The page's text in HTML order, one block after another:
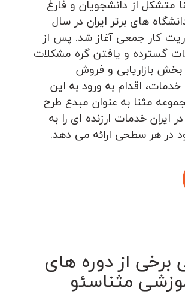
متشکل از دانشجویان و فارغ
های برتر ایران در سال
محوریت کار جمعی آغاز شد. پس از
گسترده و یافتن گره مشکلات
بازاریابی و فروش
اقدام به ورود به این
مثنا به عنوان مبدع طرح
خدمات ارزنده ای را به
در هر سطحی ارائه می دهد.
برخی از دوره های
مثناسئو